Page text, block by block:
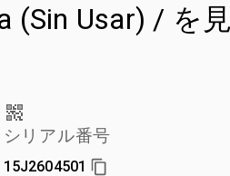
(Sin Usar) / を
シリアル番号
15J2604501